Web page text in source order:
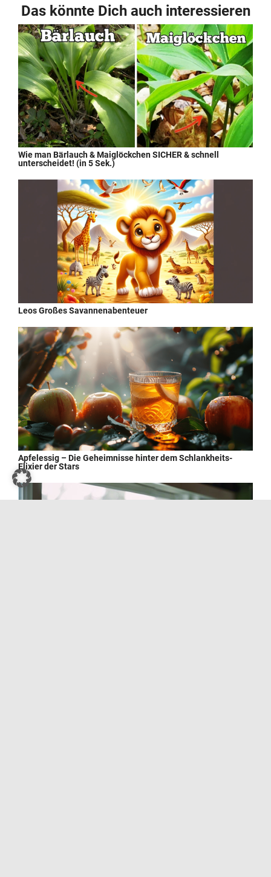
Das könnte Dich auch interessieren
Wie man Bärlauch & Maiglöckchen SICHER & schnell
unterscheidet! (in 5 Sek.)
Leos Großes Savannenabenteuer
Apfelessig – Die Geheimnisse hinter dem Schlankheits-
Elixier der Stars